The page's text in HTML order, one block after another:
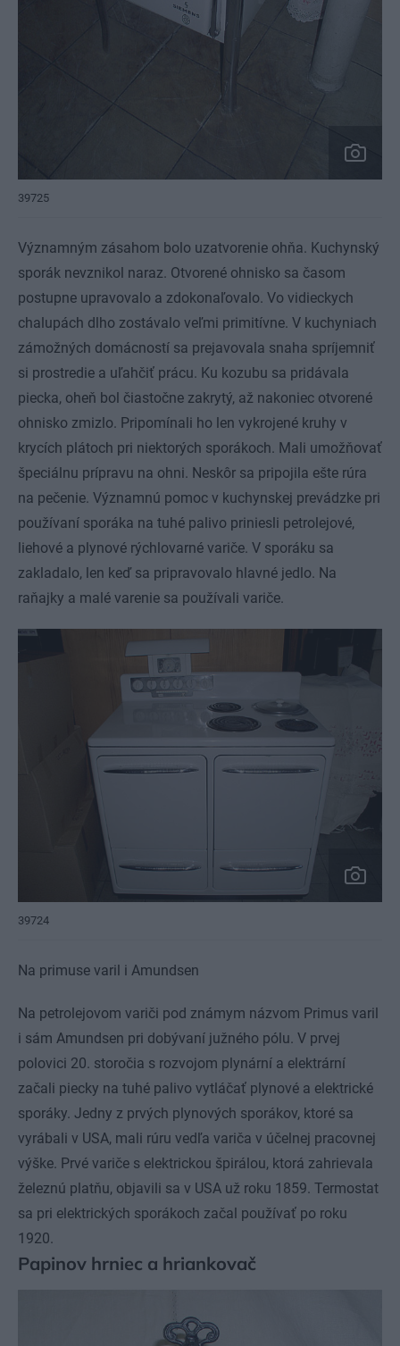
39725
Významným zásahom bolo uzatvorenie ohňa. Kuchynský
sporák nevznikol naraz. Otvorené ohnisko sa časom
postupne upravovalo a zdokonaľovalo. Vo vidieckych
chalupách dlho zostávalo veľmi primitívne. V kuchyniach
zámožných domácností sa prejavovala snaha spríjemniť
si prostredie a uľahčiť prácu. Ku kozubu sa pridávala
piecka, oheň bol čiastočne zakrytý, až nakoniec otvorené
ohnisko zmizlo. Pripomínali ho len vykrojené kruhy v
krycích plátoch pri niektorých sporákoch. Mali umožňovať
špeciálnu prípravu na ohni. Neskôr sa pripojila ešte rúra
na pečenie. Významnú pomoc v kuchynskej prevádzke pri
používaní sporáka na tuhé palivo priniesli petrolejové,
liehové a plynové rýchlovarné variče. V sporáku sa
zakladalo, len keď sa pripravovalo hlavné jedlo. Na
raňajky a malé varenie sa používali variče.
39724
Na primuse varil i Amundsen
Na petrolejovom variči pod známym názvom Primus varil
i sám Amundsen pri dobývaní južného pólu. V prvej
polovici 20. storočia s rozvojom plynární a elektrární
začali piecky na tuhé palivo vytláčať plynové a elektrické
sporáky. Jedny z prvých plynových sporákov, ktoré sa
vyrábali v USA, mali rúru vedľa variča v účelnej pracovnej
výške. Prvé variče s elektrickou špirálou, ktorá zahrievala
železnú platňu, objavili sa v USA už roku 1859. Termostat
sa pri elektrických sporákoch začal používať po roku
1920.
Papinov hrniec a hriankovač